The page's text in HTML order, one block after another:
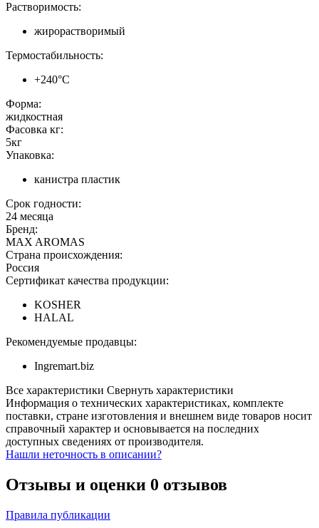
Растворимость:
жирорастворимый
Термостабильность:
+240°C
Форма:
жидкостная
Фасовка кг:
5кг
Упаковка:
канистра пластик
Срок годности:
24 месяца
Бренд:
MAX AROMAS
Страна происхождения:
Россия
Сертификат качества продукции:
KOSHER
HALAL
Рекомендуемые продавцы:
Ingremart.biz
Все характеристики Свернуть характеристики
Информация о технических характеристиках, комплекте
поставки, стране изготовления и внешнем виде товаров носит
справочный характер и основывается на последних
доступных сведениях от производителя.
Нашли неточность в описании?
Отзывы и оценки 0 отзывов
Правила публикации